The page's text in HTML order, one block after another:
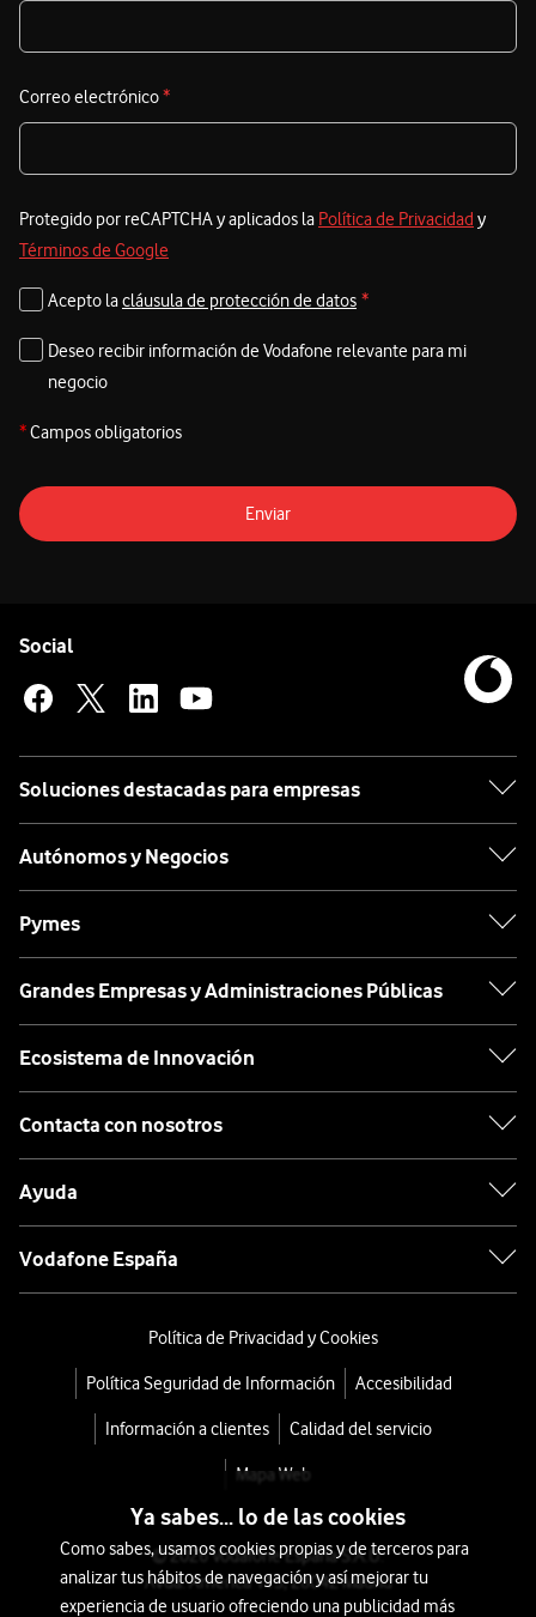
Correo electrónico*
Protegido por reCAPTCHA y aplicados la Política de Privacidad y
Términos de Google
Acepto lacláusula de protección de datos *
Deseo recibir información de Vodafone relevante para mi
negocio
*Campos obligatorios
Enviar
Social
Soluciones destacadas para empresas
Autónomos y Negocios
Pymes
Grandes Empresas y Administraciones Públicas
Ecosistema de Innovación
Contacta con nosotros
Ayuda
Vodafone España
Política de Privacidad y Cookies
Política Seguridad de Información Accesibilidad
Información a clientes Calidad del servicio
Mapa Web
© 2026 Vodafone España S.A.U.
Avda. América 115, 28042 Madrid
Ya sabes... lo de las cookies
Como sabes, usamos cookies propias y de terceros para
analizar tus hábitos de navegación y así mejorar tu
experiencia de usuario ofreciendo una publicidad más